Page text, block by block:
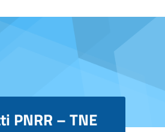
PNRR – TNE